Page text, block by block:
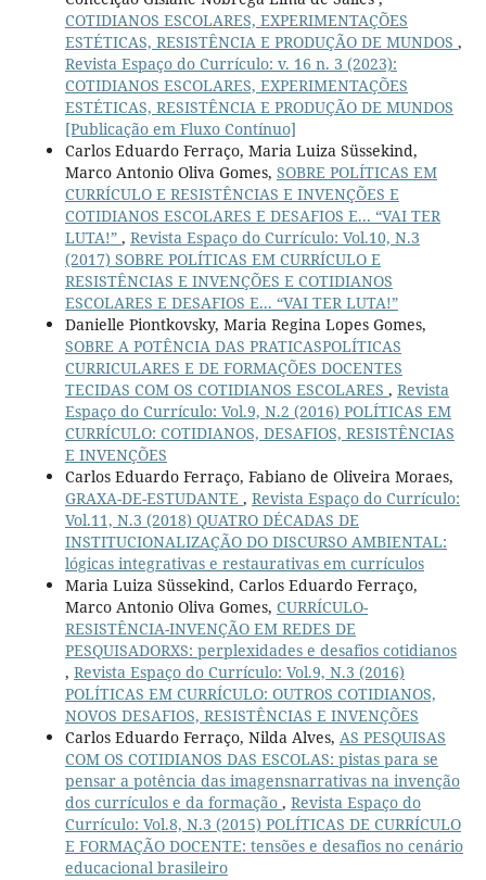
COTIDIANOS ESCOLARES, EXPERIMENTAÇÕES
ESTÉTICAS, RESISTÊNCIA E PRODUÇÃO DE MUNDOS ,
Revista Espaço do Currículo: v. 16 n. 3 (2023):
COTIDIANOS ESCOLARES, EXPERIMENTAÇÕES
ESTÉTICAS, RESISTÊNCIA E PRODUÇÃO DE MUNDOS
[Publicação em Fluxo Contínuo]
Carlos Eduardo Ferraço, Maria Luiza Süssekind,
Marco Antonio Oliva Gomes, SOBRE POLÍTICAS EM
CURRÍCULO E RESISTÊNCIAS E INVENÇÕES E
COTIDIANOS ESCOLARES E DESAFIOS E... “VAI TER
LUTA!” , Revista Espaço do Currículo: Vol.10, N.3
(2017) SOBRE POLÍTICAS EM CURRÍCULO E
RESISTÊNCIAS E INVENÇÕES E COTIDIANOS
ESCOLARES E DESAFIOS E... “VAI TER LUTA!”
Danielle Piontkovsky, Maria Regina Lopes Gomes,
SOBRE A POTÊNCIA DAS PRATICASPOLÍTICAS
CURRICULARES E DE FORMAÇÕES DOCENTES
TECIDAS COM OS COTIDIANOS ESCOLARES , Revista
Espaço do Currículo: Vol.9, N.2 (2016) POLÍTICAS EM
CURRÍCULO: COTIDIANOS, DESAFIOS, RESISTÊNCIAS
E INVENÇÕES
Carlos Eduardo Ferraço, Fabiano de Oliveira Moraes,
GRAXA-DE-ESTUDANTE , Revista Espaço do Currículo:
Vol.11, N.3 (2018) QUATRO DÉCADAS DE
INSTITUCIONALIZAÇÃO DO DISCURSO AMBIENTAL:
lógicas integrativas e restaurativas em currículos
Maria Luiza Süssekind, Carlos Eduardo Ferraço,
Marco Antonio Oliva Gomes, CURRÍCULO-
RESISTÊNCIA-INVENÇÃO EM REDES DE
PESQUISADORXS: perplexidades e desafios cotidianos
, Revista Espaço do Currículo: Vol.9, N.3 (2016)
POLÍTICAS EM CURRÍCULO: OUTROS COTIDIANOS,
NOVOS DESAFIOS, RESISTÊNCIAS E INVENÇÕES
Carlos Eduardo Ferraço, Nilda Alves, AS PESQUISAS
COM OS COTIDIANOS DAS ESCOLAS: pistas para se
pensar a potência das imagensnarrativas na invenção
dos currículos e da formação , Revista Espaço do
Currículo: Vol.8, N.3 (2015) POLÍTICAS DE CURRÍCULO
E FORMAÇÃO DOCENTE: tensões e desafios no cenário
educacional brasileiro